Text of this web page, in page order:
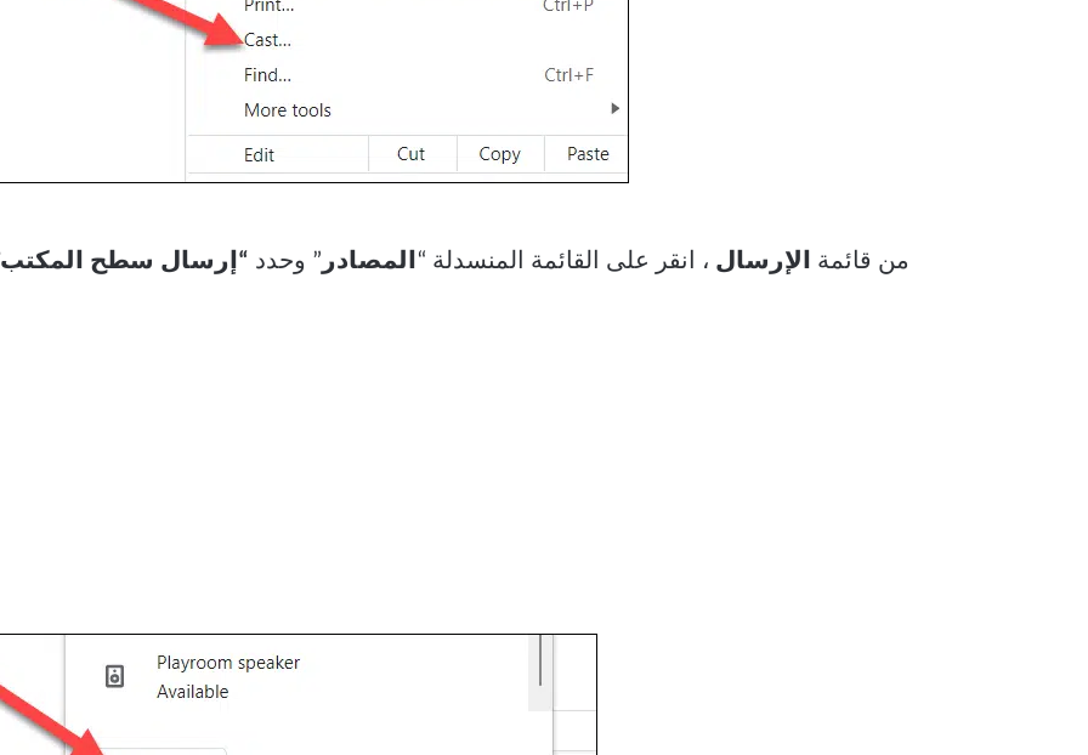
من قائمة الإرسال ، انقر على القائمة المنسدلة “ المصادر ” وحدد “إرسال سطح